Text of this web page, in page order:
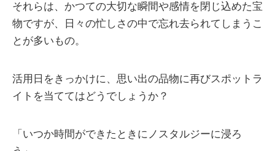
それらは、かつての大切な瞬間や感情を閉じ込めた宝
物ですが、日々の忙しさの中で忘れ去られてしまうこ
とが多いもの。
活用日をきっかけに、思い出の品物に再びスポットラ
イトを当ててはどうでしょうか？
「いつか時間ができたときにノスタルジーに浸ろ